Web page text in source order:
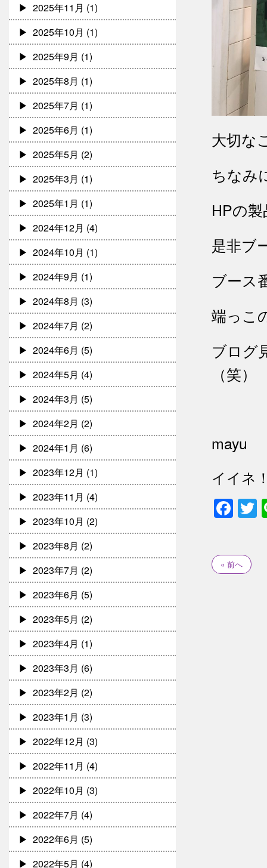
大切な
ちなみ
HPの
是非ブ
ブース
端っこ
ブログ
（笑）
mayu
イイネ
« 前へ
2025年11月 (1)
2025年10月 (1)
2025年9月 (1)
2025年8月 (1)
2025年7月 (1)
2025年6月 (1)
2025年5月 (2)
2025年3月 (1)
2025年1月 (1)
2024年12月 (4)
2024年10月 (1)
2024年9月 (1)
2024年8月 (3)
2024年7月 (2)
2024年6月 (5)
2024年5月 (4)
2024年3月 (5)
2024年2月 (2)
2024年1月 (6)
2023年12月 (1)
2023年11月 (4)
2023年10月 (2)
2023年8月 (2)
2023年7月 (2)
2023年6月 (5)
2023年5月 (2)
2023年4月 (1)
2023年3月 (6)
2023年2月 (2)
2023年1月 (3)
2022年12月 (3)
2022年11月 (4)
2022年10月 (3)
2022年7月 (4)
2022年6月 (5)
2022年5月 (4)